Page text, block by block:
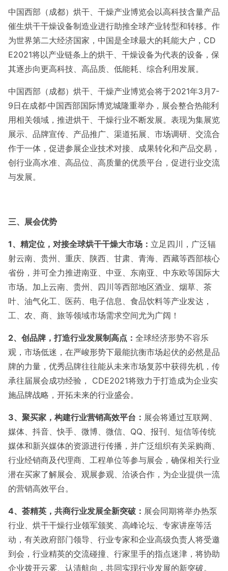
中国西部（成都）烘干、干燥产业博览会以高科技含量产品
催生烘干干燥设备制造业进行助推全球产业转型和转移。作
为世界第二大经济国家，中国是全球最大的耗能大户， CD
E2021将以产业链条上的烘干、干燥设备为代表的设备，保
其逐步向更高科技、高品质、低能耗、综合利用发展。
中国西部（成都）烘干、干燥产业博览会将于2021年3月7-
9日在成都·中国西部国际博览城隆重举办，展会整合热能利
用相关领域，推进烘干、干燥行业不断发展。表现为集展览
展示、品牌宣传、产品推广、渠道拓展、市场调研、交流合
作于一体，促进参展企业技术对接、成果转化和产品交易，
创行业高水准、高品位、高质量的优质平台，促进行业交流
与发展。
三、展会优势
1、 精定位，对接全球烘干干燥大市场： 立足四川，广泛辐
射云南、贵州、重庆、陕西、甘肃、青海、西藏等西部核心
省份，并可全力推进南亚、中亚、东南亚、中东欧等国际大
市场。加上云南、贵州、四川等西部地区酒业、烟草、茶
叶、油气化工、医药、电子信息、食品饮料等产业发达，
工、农、商、旅等领域市场需求空间尤为广阔！
2、创品牌，打造行业发展制高点： 全球经济形势不容乐
观，市场低迷，在严峻形势下最能抗衡市场起伏的必然是品
牌的力量，优秀品牌往往能从未来市场复苏中获得先机，传
承往届展会成功经验，
CDE2021将致力于打造成为企业实
施品牌战略，开拓未来的行业盛会。
3、聚买家，构建行业营销高效平台： 展会将通过互联网、
媒体、抖音、快手、微博、微信、 QQ、报刊、短信等传统
媒体和新兴媒体的资源进行传播，并广泛组织有关采购商、
行业经销商及代理商、工程单位等参与展会，确保相关行业
潜在买家了解展会、观展参观、洽谈合作，为企业提供一流
的营销高效平台。
4、荟精英，共商行业发展全新突破： 展会同期将举办热泵
行业、烘干干燥行业领军颁奖、高峰论坛、专家讲座等活
动，有关政府部门领导、行业专家和企业高级负责人将受邀
到会，行业精英的交流碰撞、行家里手的指点迷津，将协助
企业拨开云雾、认清航向，共同实现行业发展的新突破。